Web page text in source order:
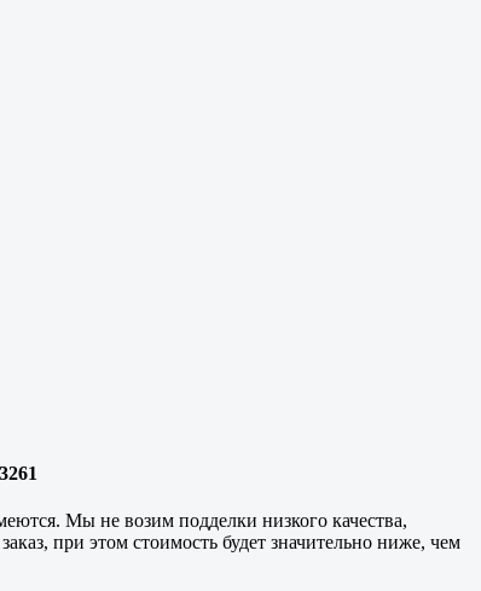
Мы не возим подделки низкого качества,
при этом стоимость будет значительно ниже, чем